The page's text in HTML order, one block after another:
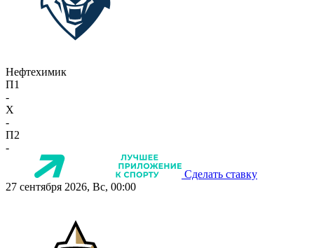
Нефтехимик
П1
-
X
-
П2
-
Сделать ставку
27 сентября 2026, Вс, 00:00